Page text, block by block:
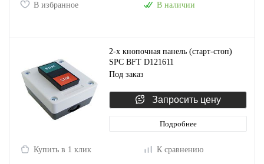
В избранное В наличии
2-х кнопочная панель (старт-стоп)
SPC BFT D121611
Под заказ
Запросить цену
Подробнее
Купить в 1 клик К сравнению